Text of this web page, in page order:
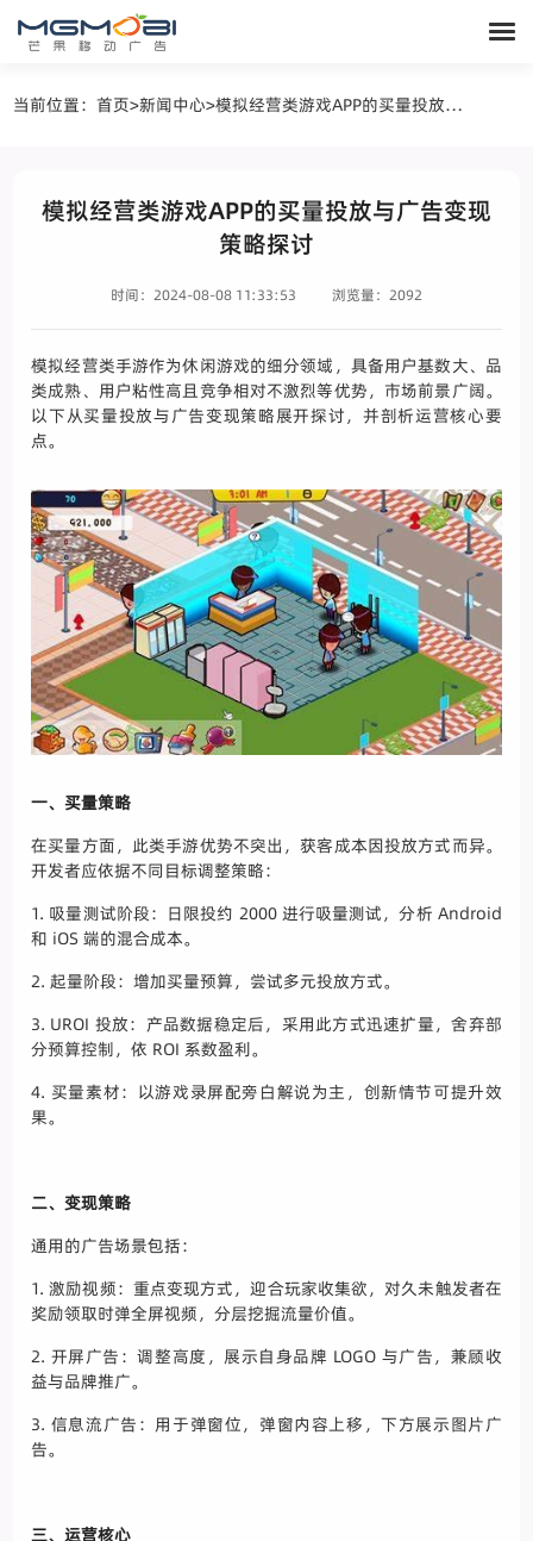
当前位置：首页>新闻中心> 模拟经营类游戏APP的买量投放与广告变现策略探讨
模拟经营类游戏APP的买量投放与广告变现
策略探讨
时间：2024-08-08 11:33:53 浏览量：2092
模拟经营类手游作为休闲游戏的细分领域，具备用户基数大、品
类成熟、用户粘性高且竞争相对不激烈等优势，市场前景广阔。
以下从买量投放与广告变现策略展开探讨，并剖析运营核心要
点。
一、买量策略
在买量方面，此类手游优势不突出，获客成本因投放方式而异。
开发者应依据不同目标调整策略：
1. 吸量测试阶段：日限投约 2000 进行吸量测试，分析 Android
和 iOS 端的混合成本。
2. 起量阶段：增加买量预算，尝试多元投放方式。
3. UROI 投放：产品数据稳定后，采用此方式迅速扩量，舍弃部
分预算控制，依 ROI 系数盈利。
4. 买量素材：以游戏录屏配旁白解说为主，创新情节可提升效
果。
二、变现策略
通用的广告场景包括：
1. 激励视频：重点变现方式，迎合玩家收集欲，对久未触发者在
奖励领取时弹全屏视频，分层挖掘流量价值。
2. 开屏广告：调整高度，展示自身品牌 LOGO 与广告，兼顾收
益与品牌推广。
3. 信息流广告：用于弹窗位，弹窗内容上移，下方展示图片广
告。
三、运营核心